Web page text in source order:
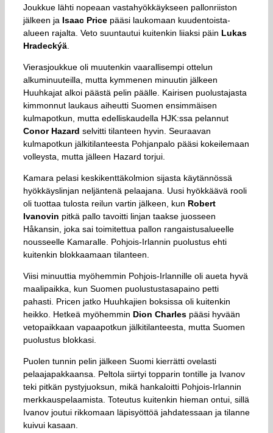
Joukkue lähti nopeaan vastahyökkäykseen pallonriiston
jälkeen ja Isaac Price pääsi laukomaan kuudentoista-
alueen rajalta. Veto suuntautui kuitenkin liiaksi päin Lukas
Hradeckýä
Vierasjoukkue oli muutenkin vaarallisempi ottelun
alkuminuuteilla, mutta kymmenen minuutin jälkeen
Huuhkajat alkoi päästä pelin päälle. Kairisen puolustajasta
kimmonnut laukaus aiheutti Suomen ensimmäisen
kulmapotkun, mutta edelliskaudella HJK:ssa pelannut
Conor Hazard selvitti tilanteen hyvin. Seuraavan
kulmapotkun jälkitilanteesta Pohjanpalo pääsi kokeilemaan
volleysta, mutta jälleen Hazard torjui.
Kamara pelasi keskikenttäkolmion sijasta käytännössä
hyökkäyslinjan neljäntenä pelaajana. Uusi hyökkäävä rooli
oli tuottaa tulosta reilun vartin jälkeen, kun Robert
Ivanovin pitkä pallo tavoitti linjan taakse juosseen
Håkansin, joka sai toimitettua pallon rangaistusalueelle
nousseelle Kamaralle. Pohjois-Irlannin puolustus ehti
kuitenkin blokkaamaan tilanteen.
Viisi minuuttia myöhemmin Pohjois-Irlannille oli aueta hyvä
maalipaikka, kun Suomen puolustustasapaino petti
pahasti. Pricen jatko Huuhkajien boksissa oli kuitenkin
heikko. Hetkeä myöhemmin Dion Charles pääsi hyvään
vetopaikkaan vapaapotkun jälkitilanteesta, mutta Suomen
puolustus blokkasi.
Puolen tunnin pelin jälkeen Suomi kierrätti ovelasti
pelaajapakkaansa. Peltola siirtyi topparin tontille ja Ivanov
teki pitkän pystyjuoksun, mikä hankaloitti Pohjois-Irlannin
merkkauspelaamista. Toteutus kuitenkin hieman ontui, sillä
Ivanov joutui rikkomaan läpisyöttöä jahdatessaan ja tilanne
kuivui kasaan.